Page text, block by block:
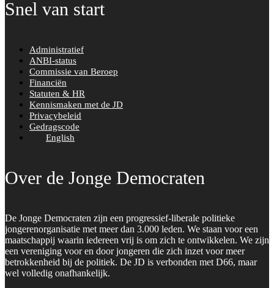
Snel van start
Administratief
ANBI-status
Commissie van Beroep
Financiën
Statuten & HR
Kennismaken met de JD
Privacybeleid
Gedragscode
English
Over de Jonge Democraten
De Jonge Democraten zijn een progressief-liberale politieke
jongerenorganisatie met meer dan 3.000 leden. We staan voor een
maatschappij waarin iedereen vrij is om zich te ontwikkelen. We zijn
een vereniging voor en door jongeren die zich inzet voor meer
betrokkenheid bij de politiek. De JD is verbonden met D66, maar
wel volledig onafhankelijk.